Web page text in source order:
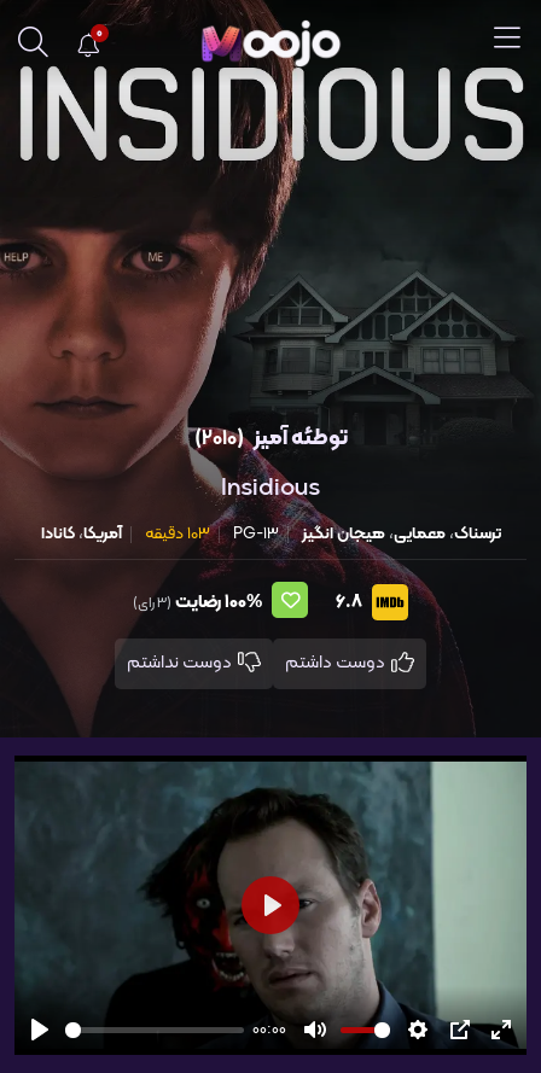
0
توطئه آمیز(2010)
Insidious
ترسناک،معمایی،هیجان انگیز PG-13 103 دقیقه آمریکا،کانادا
6.8
100%رضایت (3 رای)
شروع
00:00
بی‌صدا تنظیمات
PIP تمام
شروع